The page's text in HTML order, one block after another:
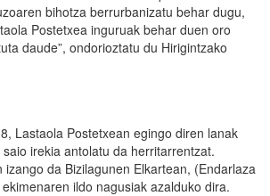
bihotza berrurbanizatu behar dugu,
Postetxea inguruak behar duen oro
daude”, ondorioztatu du Hirigintzako
Lastaola Postetxean egingo diren lanak
irekia antolatu da herritarrentzat.
izango da Bizilagunen Elkartean, (Endarlaza
ildo nagusiak azalduko dira.